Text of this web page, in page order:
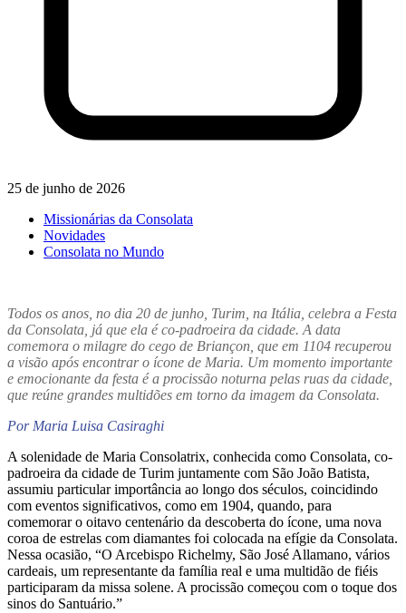
25 de junho de 2026
Missionárias da Consolata
Novidades
Consolata no Mundo
Todos os anos, no dia 20 de junho, Turim, na Itália, celebra a Festa
da Consolata, já que ela é co-padroeira da cidade. A data
comemora o milagre do cego de Briançon, que em 1104 recuperou
a visão após encontrar o ícone de Maria. Um momento importante
e emocionante da festa é a procissão noturna pelas ruas da cidade,
que reúne grandes multidões em torno da imagem da Consolata.
Por Maria Luisa Casiraghi
A solenidade de Maria Consolatrix, conhecida como Consolata, co-
padroeira da cidade de Turim juntamente com São João Batista,
assumiu particular importância ao longo dos séculos, coincidindo
com eventos significativos, como em 1904, quando, para
comemorar o oitavo centenário da descoberta do ícone, uma nova
coroa de estrelas com diamantes foi colocada na efígie da Consolata.
Nessa ocasião, “O Arcebispo Richelmy, São José Allamano, vários
cardeais, um representante da família real e uma multidão de fiéis
participaram da missa solene. A procissão começou com o toque dos
sinos do Santuário.”